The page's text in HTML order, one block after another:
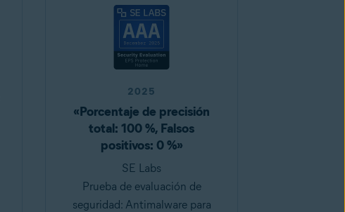
2025
«Porcentaje de precisión
total: 100 %, Falsos
positivos: 0 %»
SE Labs
Prueba de evaluación de
seguridad: Antimalware para